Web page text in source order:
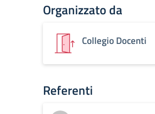
Organizzato da
Collegio Docenti
Referenti